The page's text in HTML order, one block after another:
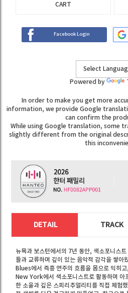
CART
Facebook Login
Powered by
In order to make you get more
information, we provide Google
can confirm the
While using Google translation, some
slightly different from the original
this
DETAIL TRACK
뉴욕과 보스턴에서의 7년 동안, 색소포니스
들과 교류하며 깊이 있는 음악적 감각을 쌓아
Blues에서 즉흥 연주의 흐름을 몸으로 익
New York에서 색소포니스트로 활동하며 아
한 소울과 깊은 스피리추얼리티를 직접 체험